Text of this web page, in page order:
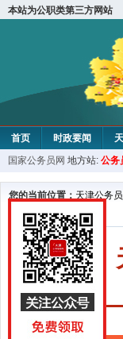
本站为公职类第三方网站
首页 时政要闻
教材中心
国家公务员网 地方站: 公务
您的当前位置： 天津公务